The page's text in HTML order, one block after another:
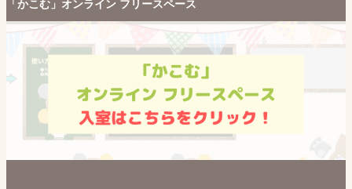
「かこむ」オンライン フリースペース